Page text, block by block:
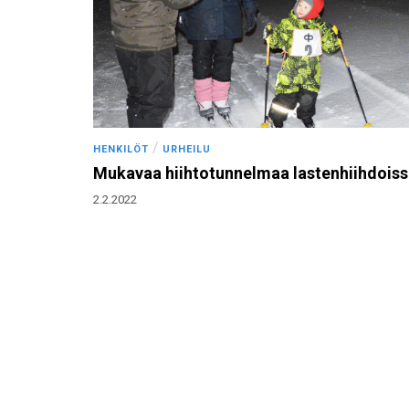
HENKILÖT / URHEILU
Mukavaa hiihtotunnelmaa
2.2.2022